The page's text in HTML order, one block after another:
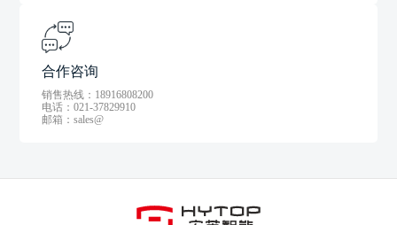
合作咨询
销售热线：18916808200
电话：021-37829910
邮箱：sales@